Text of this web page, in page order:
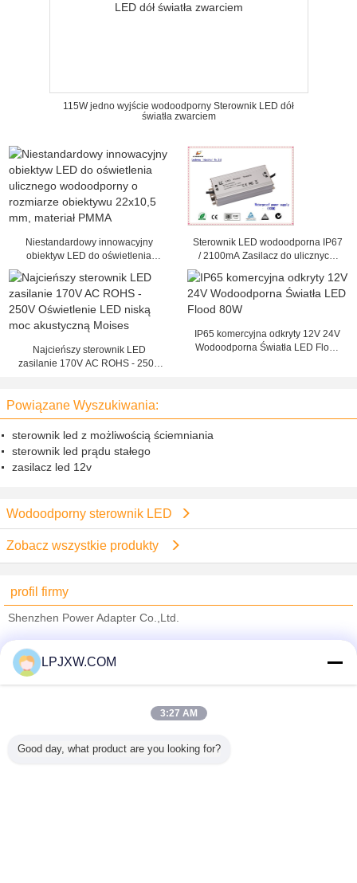
115W jedno wyjście wodoodporny Sterownik LED dół
światła zwarciem
Niestandardowy innowacyjny
obiektyw LED do oświetlenia
rozmiarze obiektywu 22x10,5 mm,
materiał PMMA
Sterownik LED wodoodporna IP67
/ 2100mA Zasilacz do ulicznych,
Najcieńszy sterownik LED
zasilanie 170V AC ROHS - 250V
IP65 komercyjna odkryty 12V 24V
Wodoodporna Światła LED Flood
Powiązane Wyszukiwania:
sterownik led z możliwością ściemniania
sterownik led prądu stałego
zasilacz led 12v
Wodoodporny sterownik LED
Zobacz wszystkie produkty
profil firmy
Shenzhen Power Adapter Co.,Ltd.
Trust Seal
Verified Suplier
Wszystkie produkty
LPJXW.COM
3:27 AM
Good day, what product are you looking for?